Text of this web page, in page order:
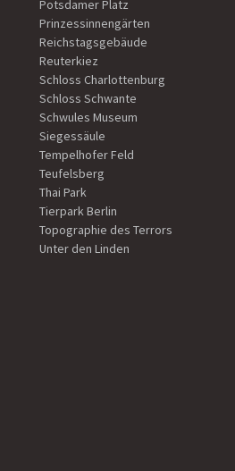
Potsdamer Platz
Prinzessinnengärten
Reichstagsgebäude
Reuterkiez
Schloss Charlottenburg
Schloss Schwante
Schwules Museum
Siegessäule
Tempelhofer Feld
Teufelsberg
Thai Park
Tierpark Berlin
Topographie des Terrors
Unter den Linden